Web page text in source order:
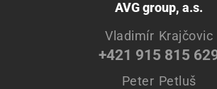
AVG group, a.s.
Vladimír Krajčovic
+421 915 815
Peter Petluš